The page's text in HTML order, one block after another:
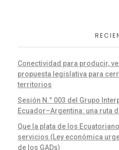
Conectividad para producir,
propuesta legislativa para
territorios
Sesión N.° 003 del Grupo
Ecuador–Argentina: una ruta
Que la plata de los
servicios (Ley económica
de los GADs)